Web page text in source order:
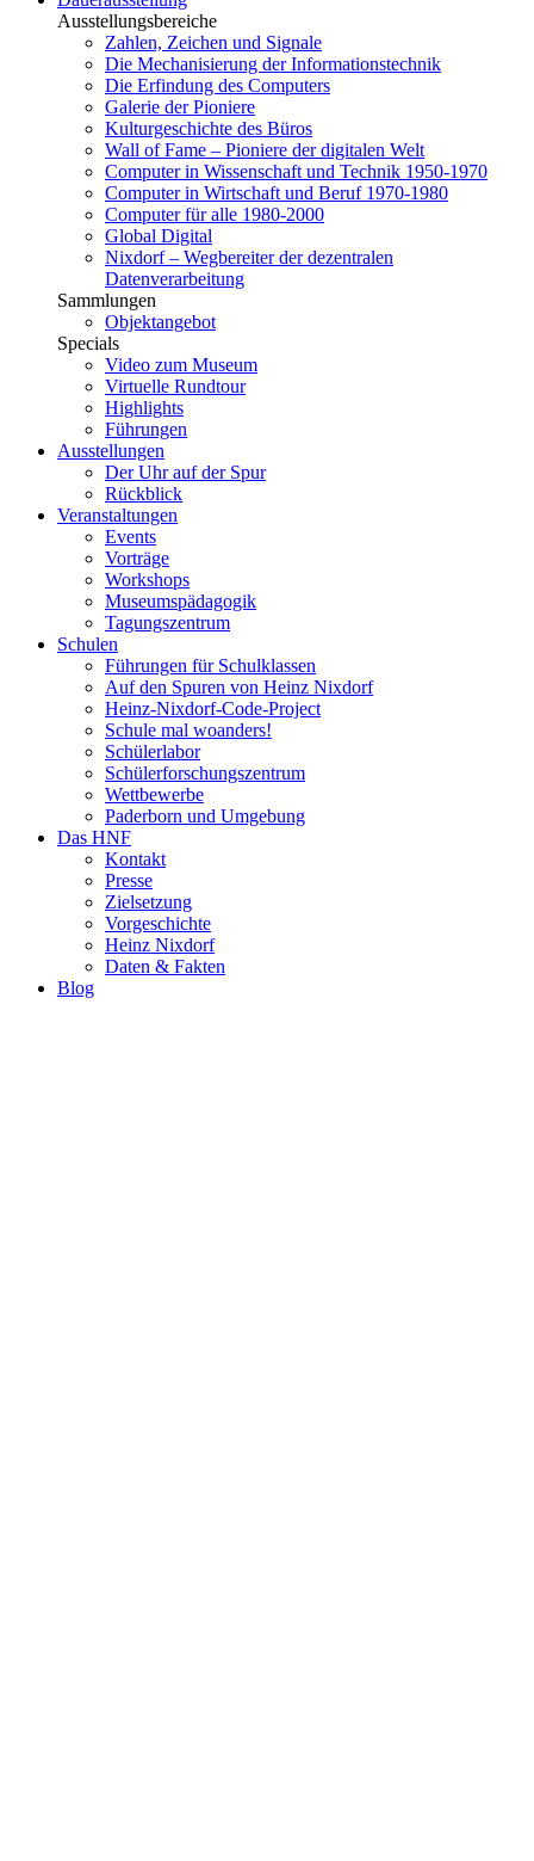
Ausstellungsbereiche
Zahlen, Zeichen und Signale
Die Mechanisierung der Informationstechnik
Die Erfindung des Computers
Galerie der Pioniere
Kulturgeschichte des Büros
Wall of Fame – Pioniere der digitalen Welt
Computer in Wissenschaft und Technik 1950-1970
Computer in Wirtschaft und Beruf 1970-1980
Computer für alle 1980-2000
Global Digital
Nixdorf – Wegbereiter der dezentralen
Datenverarbeitung
Sammlungen
Objektangebot
Specials
Video zum Museum
Virtuelle Rundtour
Highlights
Führungen
Ausstellungen
Der Uhr auf der Spur
Rückblick
Veranstaltungen
Events
Vorträge
Workshops
Museumspädagogik
Tagungszentrum
Schulen
Führungen für Schulklassen
Auf den Spuren von Heinz Nixdorf
Heinz-Nixdorf-Code-Project
Schule mal woanders!
Schülerlabor
Schülerforschungszentrum
Wettbewerbe
Paderborn und Umgebung
Das HNF
Kontakt
Presse
Zielsetzung
Vorgeschichte
Heinz Nixdorf
Daten & Fakten
Blog